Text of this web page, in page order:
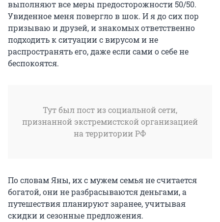
выполняют все меры предосторожности 50/50.
Увиденное меня повергло в шок. И я до сих пор
призываю и друзей, и знакомых ответственно
подходить к ситуации с вирусом и не
распространять его, даже если сами о себе не
беспокоятся.
Тут был пост из социальной сети,
признанной экстремистской организацией
на территории РФ
По словам Яны, их с мужем семья не считается
богатой, они не разбрасываются деньгами, а
путешествия планируют заранее, учитывая
скидки и сезонные предложения.